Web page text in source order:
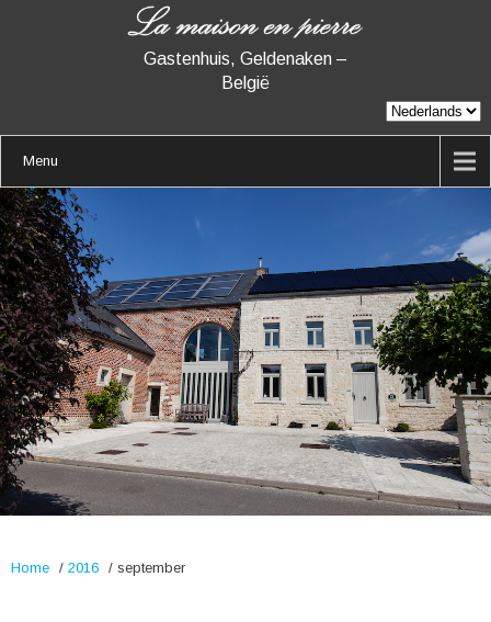
Gastenhuis, Geldenaken –
België
Menu
Home / 2016 / september